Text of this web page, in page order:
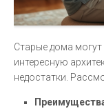
Старые дома
интересную
недостатки.